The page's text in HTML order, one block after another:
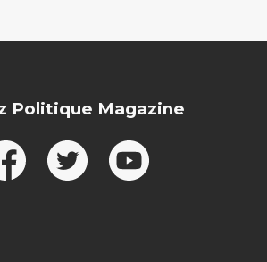
Politique Magazine